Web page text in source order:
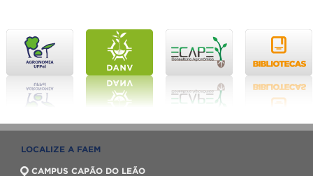
LOCALIZE A FAEM
CAMPUS CAPÃO DO LEÃO